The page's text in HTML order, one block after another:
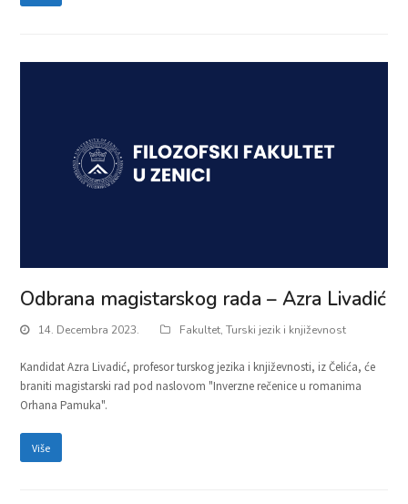
Odbrana magistarskog rada – Azra Livadić
14. Decembra 2023. Fakultet,Turski jezik i književnost
Kandidat Azra Livadić, profesor turskog jezika i književnosti, iz Čelića, će
braniti magistarski rad pod naslovom "Inverzne rečenice u romanima
Orhana Pamuka".
Više